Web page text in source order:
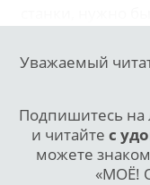
Уважаемый
Подпишитесь на
и читайте с
можете
«МОЁ!